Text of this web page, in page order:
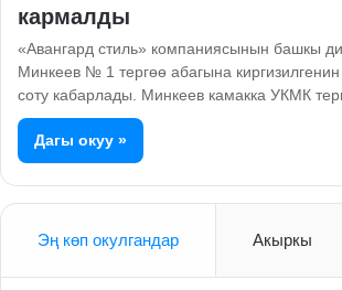
кармалды
«Авангард стиль» компаниясынын башкы
Минкеев № 1 тергөө абагына
соту кабарлады. Минкеев камакка УКМК
Дагы окуу »
Эң көп окулгандар Акыркы